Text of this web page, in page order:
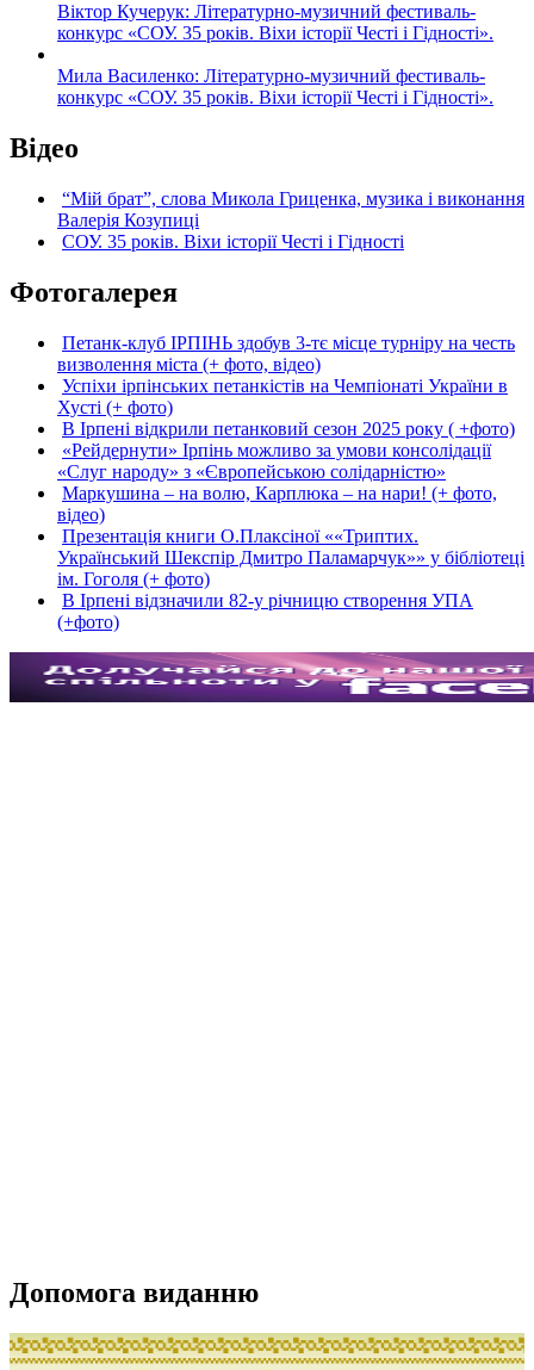
Віктор Кучерук: Літературно-музичний фестиваль-
конкурс «СОУ. 35 років. Віхи історії Честі і Гідності».
Мила Василенко: Літературно-музичний фестиваль-
конкурс «СОУ. 35 років. Віхи історії Честі і Гідності».
Відео
“Мій брат”, слова Микола Гриценка, музика і виконання
Валерія Козупиці
СОУ. 35 років. Віхи історії Честі і Гідності
Фотогалерея
Петанк-клуб ІРПІНЬ здобув 3-тє місце турніру на честь
визволення міста (+ фото, відео)
Успіхи ірпінських петанкістів на Чемпіонаті України в
Хусті (+ фото)
В Ірпені відкрили петанковий сезон 2025 року ( +фото)
«Рейдернути» Ірпінь можливо за умови консолідації
«Слуг народу» з «Європейською солідарністю»
Маркушина – на волю, Карплюка – на нари! (+ фото,
відео)
Презентація книги О.Плаксіної ««Триптих.
Український Шекспір Дмитро Паламарчук»» у бібліотеці
ім. Гоголя (+ фото)
В Ірпені відзначили 82-у річницю створення УПА
(+фото)
Допомога виданню